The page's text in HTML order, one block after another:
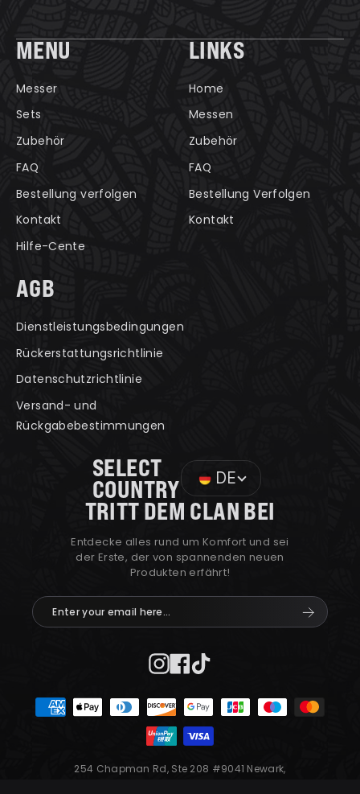
MENU
Messer
Sets
Zubehör
FAQ
Bestellung verfolgen
Kontakt
Hilfe-Cente
LINKS
Home
Messen
Zubehör
FAQ
Bestellung Verfolgen
Kontakt
AGB
Dienstleistungsbedingungen
Rückerstattungsrichtlinie
Datenschutzrichtlinie
Versand- und
Rückgabebestimmungen
SELECT
COUNTRY DE
TRITT DEM CLAN BEI
Entdecke alles rund um Komfort und sei
der Erste, der von spannenden neuen
Produkten erfährt!
Enter
your
Instagram
Facebook
254 Chapman Rd, Ste 208 #9041 Newark,